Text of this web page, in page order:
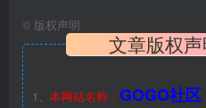
© 版权声明
文章版权
1、 本网站名称： GOGO社区